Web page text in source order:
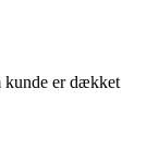
kunde er dækket